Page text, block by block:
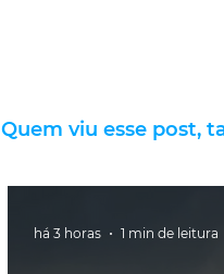
Quem viu esse post,
há 3 horas 1 min de leitura